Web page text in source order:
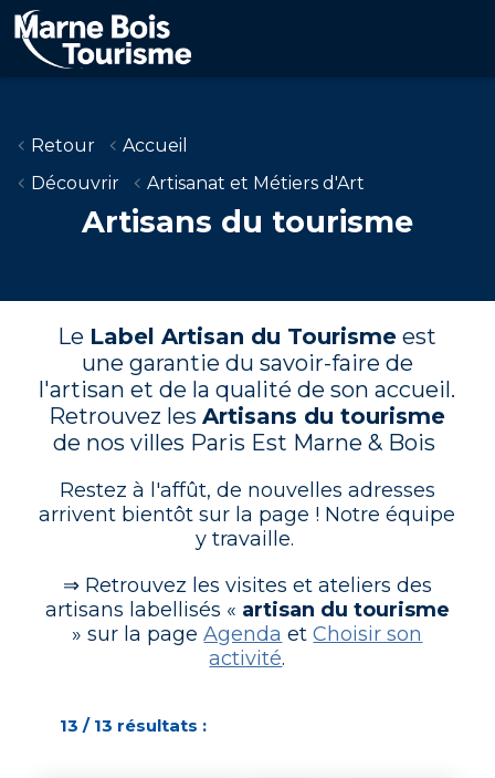
Aller
au
contenu
principal
Retour
Accueil
Découvrir
Artisanat et Métiers d'Art
Artisans du tourisme
Le Label Artisan du Tourisme est
une garantie du savoir-faire de
l'artisan et de la qualité de son accueil.
Retrouvez lesArtisans du tourisme
de nos villes Paris Est Marne & Bois
Restez à l'affût, de nouvelles adresses
arrivent bientôt sur la page ! Notre équipe
y travaille.
⇒ Retrouvez les visites et ateliers des
artisans labellisés « artisan du tourisme
» sur la pageAgenda etChoisir son
activité.
13 / 13 résultats :